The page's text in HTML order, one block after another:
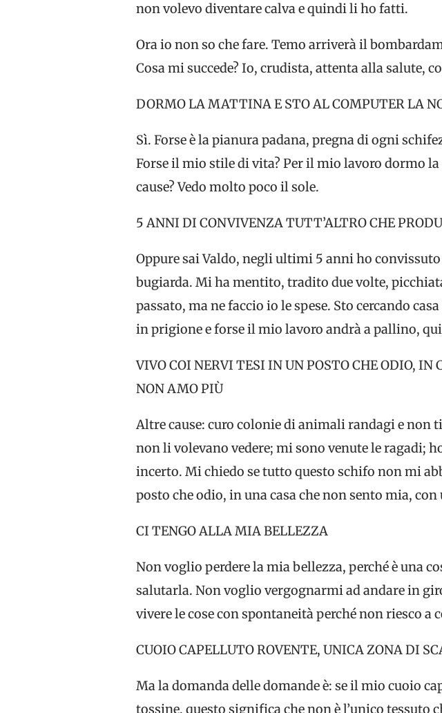
non volevo diventare calva e quindi li ho fatti.
Ora io non so che fare. Temo arriverà il
Cosa mi succede? Io, crudista, attenta alla salute,
DORMO LA MATTINA E STO AL COMPUTER LA
Sì. Forse è la pianura padana, pregna di ogni
Forse il mio stile di vita? Per il mio lavoro dormo
cause? Vedo molto poco il sole.
5 ANNI DI CONVIVENZA TUTT’ALTRO CHE
Oppure sai Valdo, negli ultimi 5 anni ho
bugiarda. Mi ha mentito, tradito due volte,
passato, ma ne faccio io le spese. Sto cercando
in prigione e forse il mio lavoro andrà a pallino,
VIVO COI NERVI TESI IN UN POSTO CHE ODIO, IN
NON AMO PIÙ
Altre cause: curo colonie di animali randagi e non
non li volevano vedere; mi sono venute le ragadi;
incerto. Mi chiedo se tutto questo schifo non mi
posto che odio, in una casa che non sento mia,
CI TENGO ALLA MIA BELLEZZA
Non voglio perdere la mia bellezza, perché è una
salutarla. Non voglio vergognarmi ad andare in
vivere le cose con spontaneità perché non riesco a
CUOIO CAPELLUTO ROVENTE, UNICA ZONA DI
Ma la domanda delle domande è: se il mio cuoio
tossine, questo significa che non è l’unico tessuto